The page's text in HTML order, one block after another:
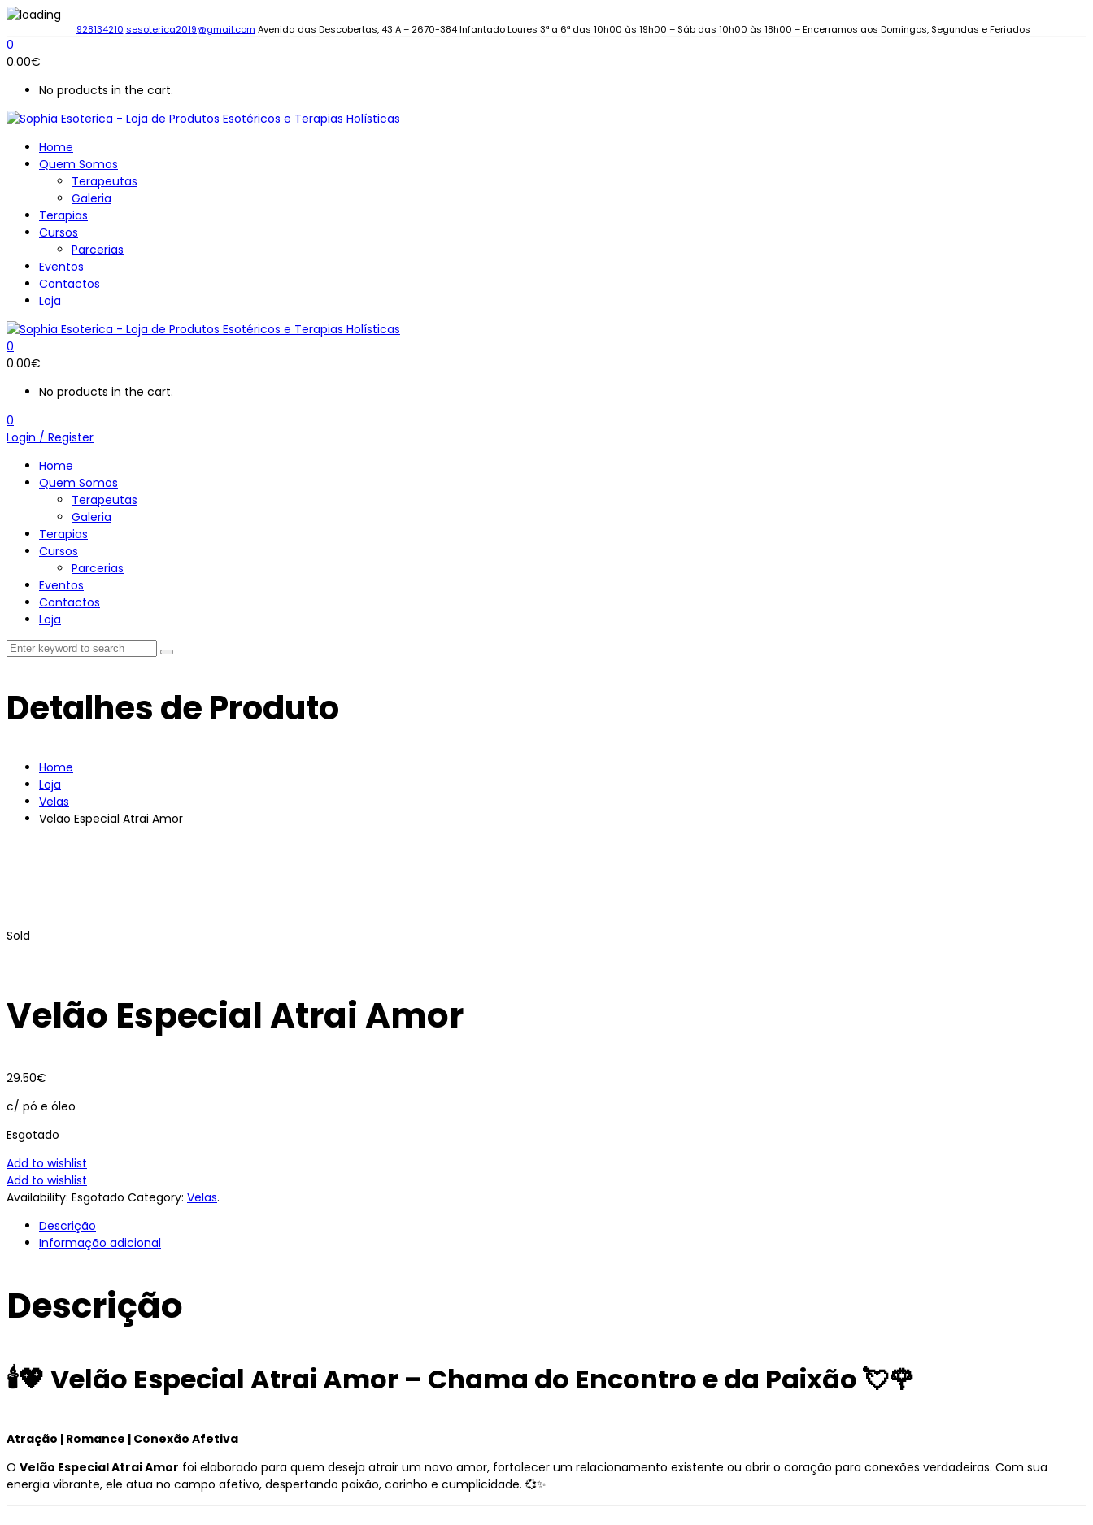
928134210 sesoterica2019@gmail.com Avenida das Descobertas, 43 A – 2670-384 Infantado Loures 3ª a 6ª das 10h00 às 19h00 – Sáb das 10h00 às 18h00 – Encerramos aos Domingos, Segundas e Feriados
0
0.00€
No products in the cart.
Home
Quem Somos
Terapeutas
Galeria
Terapias
Cursos
Parcerias
Eventos
Contactos
Loja
0
0.00€
No products in the cart.
0
Login / Register
Home
Quem Somos
Terapeutas
Galeria
Terapias
Cursos
Parcerias
Eventos
Contactos
Loja
Detalhes de Produto
Home
Loja
Velas
Velão Especial Atrai Amor
Sold
Velão Especial Atrai Amor
29.50€
c/ pó e óleo
Esgotado
Add to wishlist
Add to wishlist
Availability: Esgotado Category: Velas.
Descrição
Informação adicional
Descrição
🕯️💖 Velão Especial Atrai Amor – Chama do Encontro e da Paixão 💘🌹
Atração | Romance | Conexão Afetiva
O Velão Especial Atrai Amor foi elaborado para quem deseja atrair um novo amor, fortalecer um relacionamento existente ou abrir o coração para conexões verdadeiras. Com sua
energia vibrante, ele atua no campo afetivo, despertando paixão, carinho e cumplicidade. 💞✨